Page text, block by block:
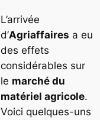
L’arrivée
d’Agriaffaires a eu
des effets
considérables sur
le marché du
matériel agricole.
Voici quelques-uns